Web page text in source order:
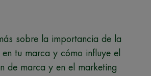
sobre la importancia de la
tu marca y cómo influye el
de marca y en el marketing